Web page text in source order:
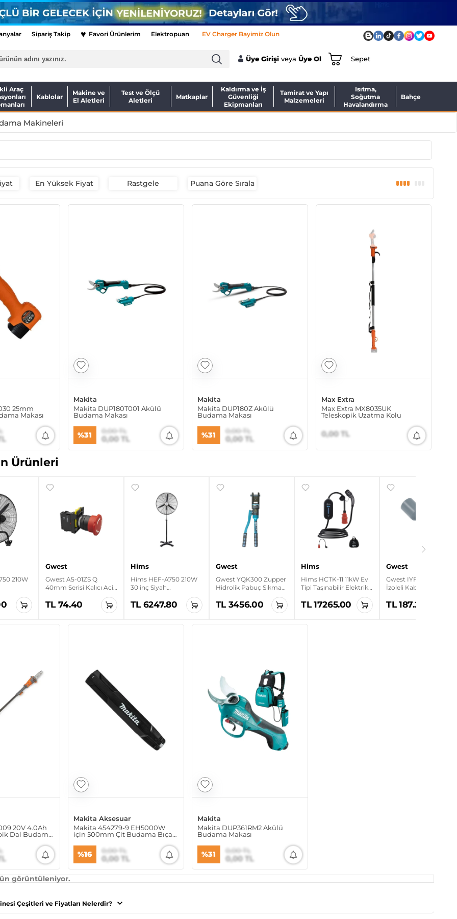
Sipariş Takip ♥ Favori Ürünlerim Elektropuan EV Charger Bayimiz Olun
Üye Girişi veyaÜye Ol Sepet
Araç
Kablolar
Makine ve
El Aletleri
Test ve Ölçü
Aletleri
Matkaplar
Kaldırma ve İş
Güvenliği
Ekipmanları
Tamirat ve Yapı
Malzemeleri
Isıtma,
Soğutma
Havalandırma
Bahçe
Makineleri
En Yüksek Fiyat Rastgele Puana Göre Sırala
25mm
Makası
Makita
Makita DUP180T001 Akülü
Budama Makası
%31 0,00 TL
0,00 TL
Makita
Makita DUP180Z Akülü
Budama Makası
%31 0,00 TL
0,00 TL
Max Extra
Max Extra MX8035UK
Teleskopik Uzatma Kolu
0,00 TL
Ürünleri
210W
Kanatlı
Gwest
Gwest A5-01ZS Q
40mm Serisi Kalıcı Acil
TL 74.40
Hims
Hims HEF-A750 210W
30 inç Siyah
Alüminyum 3 Kanatlı
Sanayi Tipi Ayaklı
TL 6247.80
Gwest
Gwest YQK300 Zupper
Hidrolik Pabuç Sıkma
TL 3456.00
Hims
Hims HCTK-11 11kW Ev
Tipi Taşınabilir Elektrikli
TL 17265.00
Gwest
Gwest IYF-2.5 500
İzoleli Kablo Yüksüğü
TL 187.20
20V 4.0Ah
Dal Budama
Makita Aksesuar
Makita 454279-9 EH5000W
için 500mm Çit Budama Bıçak
%16 0,00 TL
0,00 TL
Makita
Makita DUP361RM2 Akülü
Budama Makası
%31 0,00 TL
0,00 TL
görüntüleniyor.
Çeşitleri ve Fiyatları Nelerdir?